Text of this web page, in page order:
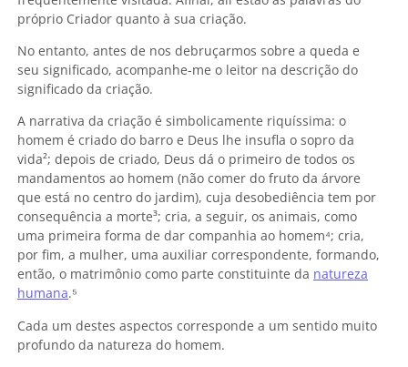
próprio Criador quanto à sua criação.
No entanto, antes de nos debruçarmos sobre a queda e
seu significado, acompanhe-me o leitor na descrição do
significado da criação.
A narrativa da criação é simbolicamente riquíssima: o
homem é criado do barro e Deus lhe insufla o sopro da
vida²; depois de criado, Deus dá o primeiro de todos os
mandamentos ao homem (não comer do fruto da árvore
que está no centro do jardim), cuja desobediência tem por
consequência a morte³; cria, a seguir, os animais, como
uma primeira forma de dar companhia ao homem⁴; cria,
por fim, a mulher, uma auxiliar correspondente, formando,
então, o matrimônio como parte constituinte da natureza
humana.⁵
Cada um destes aspectos corresponde a um sentido muito
profundo da natureza do homem.